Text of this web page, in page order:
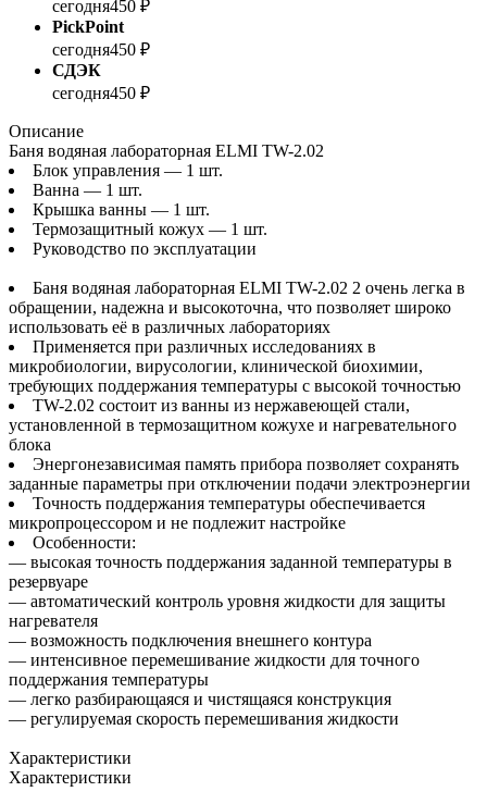
сегодня450 ₽
PickPoint
сегодня450 ₽
СДЭК
сегодня450 ₽
Описание
Баня водяная лабораторная ELMI TW-2.02
Блок управления — 1 шт.
Ванна — 1 шт.
Крышка ванны — 1 шт.
Термозащитный кожух — 1 шт.
Руководство по эксплуатации
Баня водяная лабораторная ELMI TW-2.02 2 очень легка в
обращении, надежна и высокоточна, что позволяет широко
использовать её в различных лабораториях
Применяется при различных исследованиях в
микробиологии, вирусологии, клинической биохимии,
требующих поддержания температуры с высокой точностью
TW-2.02 состоит из ванны из нержавеющей стали,
установленной в термозащитном кожухе и нагревательного
блока
Энергонезависимая память прибора позволяет сохранять
заданные параметры при отключении подачи электроэнергии
Точность поддержания температуры обеспечивается
микропроцессором и не подлежит настройке
Особенности:
— высокая точность поддержания заданной температуры в
резервуаре
— автоматический контроль уровня жидкости для защиты
нагревателя
— возможность подключения внешнего контура
— интенсивное перемешивание жидкости для точного
поддержания температуры
— легко разбирающаяся и чистящаяся конструкция
— регулируемая скорость перемешивания жидкости
Характеристики
Характеристики